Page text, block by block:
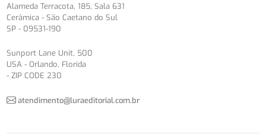
Alameda Terracota, 185, Sala 631
Cerâmica - São Caetano do Sul
SP - 09531-190
Sunport Lane Unit, 500
USA - Orlando, Florida
- ZIP CODE 230
atendimento@luraeditorial.com.br